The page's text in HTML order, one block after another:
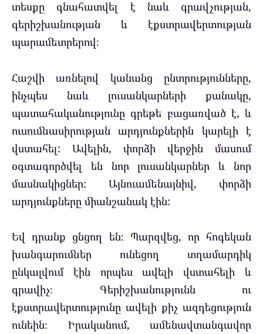
տեսքը գնահատվել է նաև գրավչության,
գերիշխանության և էքստրավերտության
պարամետրերով։
Հաշվի առնելով կանանց ընտրությունները,
ինչպես նաև լուսանկարների քանակը,
պատահականությունը գրեթե բացառված է, և
ուսումնասիրության արդյունքներին կարելի է
վստահել: Ավելին, փորձի վերջին մասում
օգտագործվել են նոր լուսանկարներ և նոր
մասնակիցներ: Այնուամենայնիվ, փորձի
արդյունքները միանշանակ էին:
Եվ դրանք ցնցող են։ Պարզվեց, որ հոգեկան
խանգարումներ ունեցող տղամարդիկ
ընկալվում էին որպես ավելի վստահելի և
գրավիչ։ Գերիշխանությունն ու
էքստրավերտությունը ավելի քիչ ազդեցություն
ունեին։ Իրականում, ամենավտանգավոր